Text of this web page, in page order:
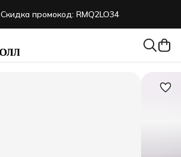
промокод: RMQ2LO34